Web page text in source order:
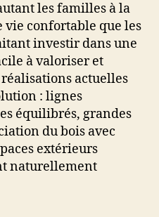
les familles à la
vie confortable que les
investir dans une
à valoriser et
actuelles
: lignes
équilibrés, grandes
du bois avec
extérieurs
naturellement